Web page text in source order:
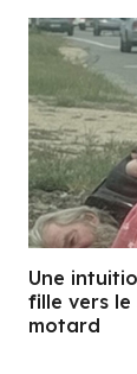
Une
fille vers le
motard